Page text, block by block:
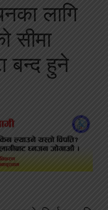
लागि
सीमा
बन्द हुने